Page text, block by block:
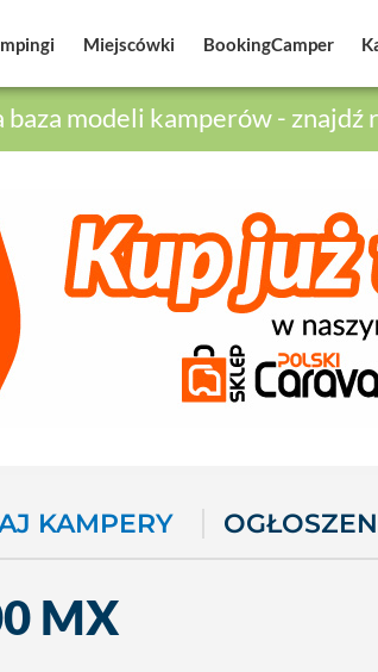
Miejscówki BookingCamper
baza modeli kamperów - znajdź
KAMPERY
MX
Miejscówki BookingCamper